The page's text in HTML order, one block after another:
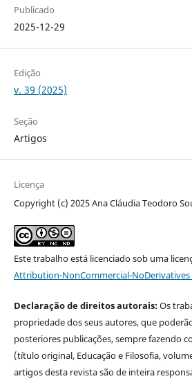
Publicado
2025-12-29
Edição
v. 39 (2025)
Seção
Artigos
Licença
Copyright (c) 2025 Ana Cláudia Teodoro
Este trabalho está licenciado sob uma
Attribution-NonCommercial-NoDerivatives
Declaração de direitos autorais:Os
propriedade dos seus autores, que
posteriores publicações, sempre fazendo
(título original, Educação e Filosofia,
artigos desta revista são de inteira